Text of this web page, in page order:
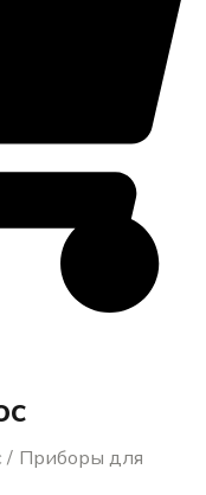
Приборы для